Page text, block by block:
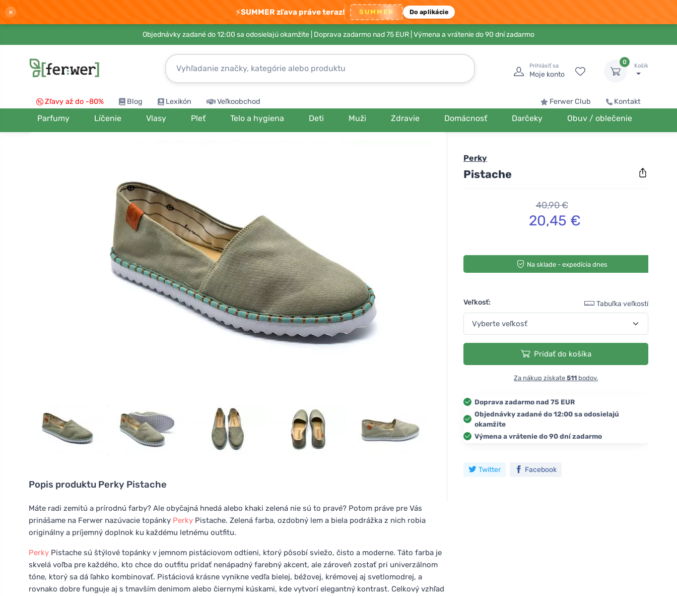
× ⚡SUMMER zľava práve teraz! SUMMER Do aplikácie
Objednávky zadané do 12:00 sa odosielajú okamžite | Doprava zadarmo nad 75 EUR | Výmena a vrátenie do 90 dní zadarmo
Prihlásiť sa
Moje konto
0
Košík
Zľavy až do -80% Blog Lexikón Veľkoobchod Ferwer Club Kontakt
Parfumy Líčenie Vlasy Pleť Telo a hygiena Deti Muži Zdravie Domácnosť Darčeky Obuv / oblečenie
Popis produktu Perky Pistache
Máte radi zemitú a prírodnú farby? Ale obyčajná hnedá alebo khaki zelená nie sú to pravé? Potom práve pre Vás
prinášame na Ferwer nazúvacie topánky Perky Pistache. Zelená farba, ozdobný lem a biela podrážka z nich robia
originálny a príjemný doplnok ku každému letnému outfitu.
Perky Pistache sú štýlové topánky v jemnom pistáciovom odtieni, ktorý pôsobí sviežo, čisto a moderne. Táto farba je
skvelá voľba pre každého, kto chce do outfitu pridať nenápadný farebný akcent, ale zároveň zostať pri univerzálnom
tóne, ktorý sa dá ľahko kombinovať. Pistáciová krásne vynikne vedľa bielej, béžovej, krémovej aj svetlomodrej, a
rovnako dobre funguje aj s tmavším denimom alebo čiernymi kúskami, kde vytvorí elegantný kontrast. Celkový vzhľad
Perky
Pistache
40,90 €
20,45 €
Na sklade - expedícia dnes
Veľkosť: Tabuľka veľkostí
Pridať do košíka
Za nákup získate 511 bodov.
Doprava zadarmo nad 75 EUR
Objednávky zadané do 12:00 sa odosielajú
okamžite
Výmena a vrátenie do 90 dní zadarmo
Twitter Facebook